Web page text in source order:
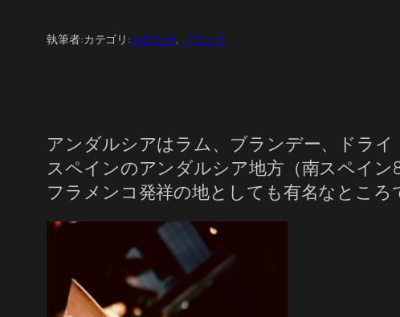
執筆者:カテゴリ:お知らせ, ドリンク
アンダルシアはラム、ブランデー、ドライ
スペインのアンダルシア地方（南スペイ
フラメンコ発祥の地としても有名なところ